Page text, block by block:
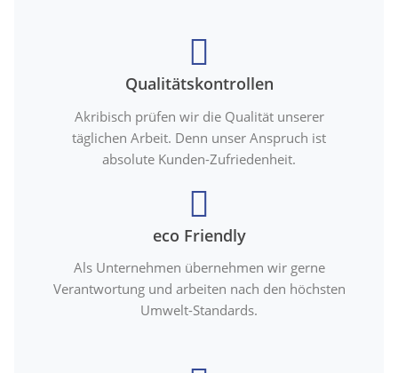
Qualitätskontrollen
Akribisch prüfen wir die Qualität unserer
täglichen Arbeit. Denn unser Anspruch ist
absolute Kunden-Zufriedenheit.
eco Friendly
Als Unternehmen übernehmen wir gerne
Verantwortung und arbeiten nach den höchsten
Umwelt-Standards.